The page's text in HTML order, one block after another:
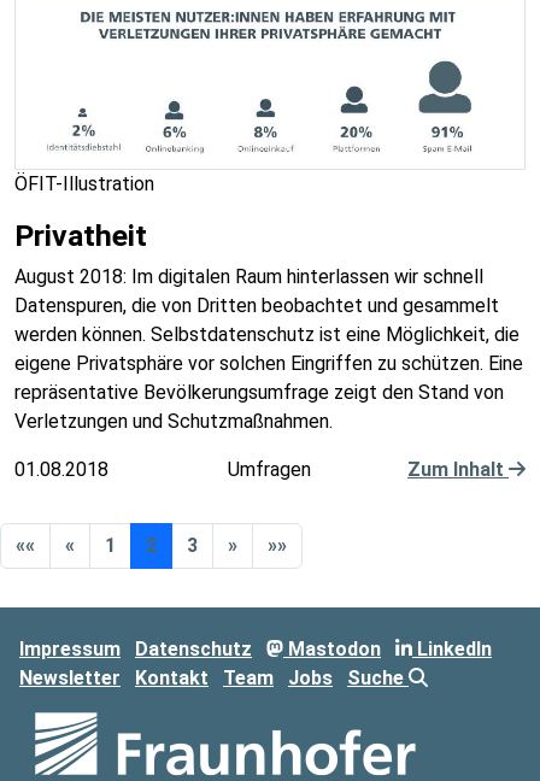
ÖFIT-Illustration
Privatheit
August 2018: Im digitalen Raum hinterlassen wir schnell
Datenspuren, die von Dritten beobachtet und gesammelt
werden können. Selbstdatenschutz ist eine Möglichkeit, die
eigene Privatsphäre vor solchen Eingriffen zu schützen. Eine
repräsentative Bevölkerungsumfrage zeigt den Stand von
Verletzungen und Schutzmaßnahmen.
01.08.2018 Umfragen Zum Inhalt
«« « 1 2 3 » »»
Impressum Datenschutz Mastodon
LinkedIn
Newsletter
Kontakt Team Jobs Suche